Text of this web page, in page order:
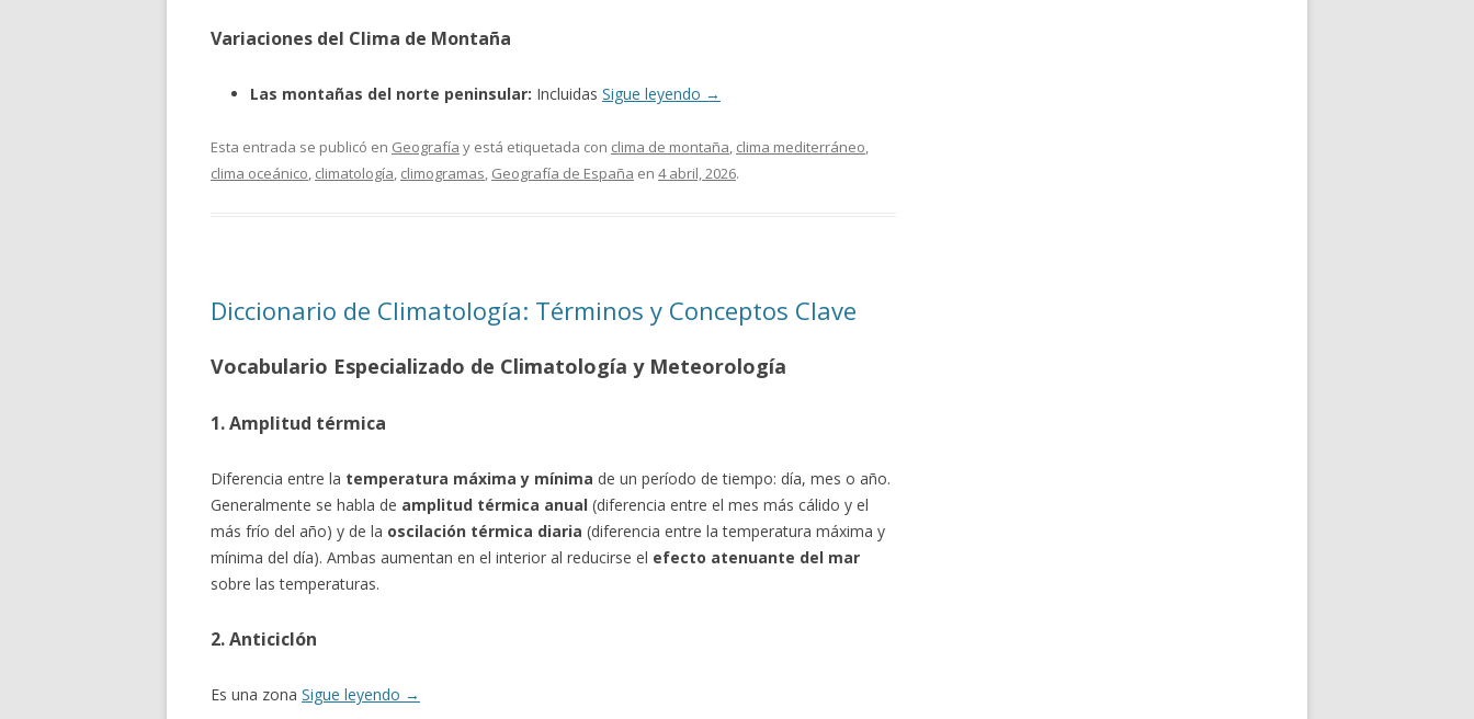
Variaciones del Clima de Montaña
Las montañas del norte peninsular: Incluidas Sigue leyendo →
Esta entrada se publicó en Geografía y está etiquetada con clima de montaña, clima mediterráneo,
clima oceánico, climatología, climogramas, Geografía de España en 4 abril, 2026.
Diccionario de Climatología: Términos y Conceptos Clave
Vocabulario Especializado de Climatología y Meteorología
1. Amplitud térmica
Diferencia entre la temperatura máxima y mínima de un período de tiempo: día, mes o año.
Generalmente se habla de amplitud térmica anual (diferencia entre el mes más cálido y el
más frío del año) y de la oscilación térmica diaria (diferencia entre la temperatura máxima y
mínima del día). Ambas aumentan en el interior al reducirse el efecto atenuante del mar
sobre las temperaturas.
2. Anticiclón
Es una zona Sigue leyendo →